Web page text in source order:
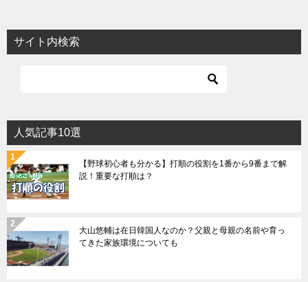
サイト内検索
人気記事10選
【野球初心者も分かる】打順の役割を1番から9番まで解
説！重要な打順は？
大山悠輔は在日韓国人なのか？父親と母親の名前や育っ
てきた家族環境についても